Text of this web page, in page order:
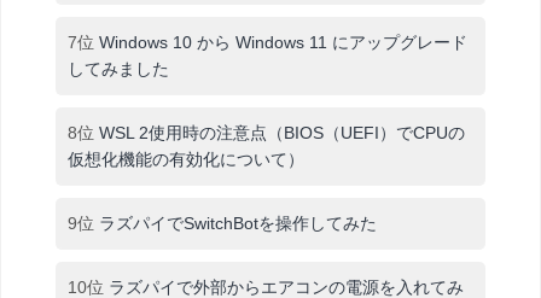
7位 Windows 10 から Windows 11 にアップグレード
してみました
8位 WSL 2使用時の注意点（BIOS（UEFI）でCPUの
仮想化機能の有効化について）
9位 ラズパイでSwitchBotを操作してみた
10位 ラズパイで外部からエアコンの電源を入れてみ